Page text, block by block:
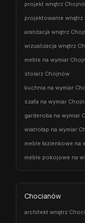
projekt wnętrz
projektowanie wnętrz
aranżacja wnętrz
wizualizacja wnętrz
meble na wymiar
stolarz Chojnów
kuchnia na wymiar
szafa na wymiar
garderoba na wymiar
wiatrołap na wymiar
meble łazienkowe na
meble pokojowe na
Chocianów
architekt wnętrz